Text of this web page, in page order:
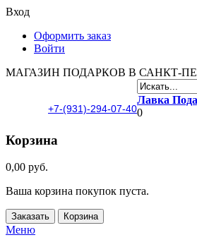
Вход
Оформить заказ
Войти
МАГАЗИН ПОДАРКОВ В САНКТ-
+7-(931)-294-07-40
Лавка
0
Корзина
0,00 руб.
Ваша корзина покупок пуста.
Заказать Корзина
Меню